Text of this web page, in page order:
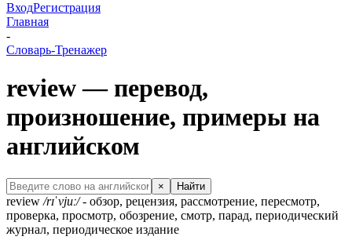
ВходРегистрация
Главная
-
Словарь-Тренажер
review — перевод,
произношение, примеры на
английском
× Найти
review /rɪˈvjuː/- обзор, рецензия, рассмотрение, пересмотр,
проверка, просмотр, обозрение, смотр, парад, периодический
журнал, периодическое издание